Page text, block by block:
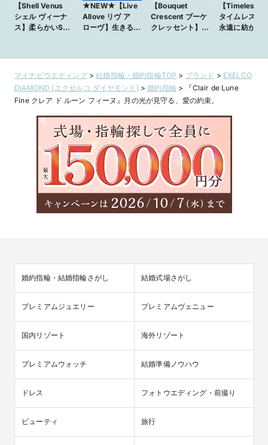
【Shell Venus
シェル ヴィーナ
ス】柔らかいS字
を表現
★NEW★【Live
Allove リヴ ア
ローヴ】生きるこ
【Bouquet
Crescent ブーケ
クレッセント】た
て
【Timeless
タイムレスラ
永遠に紡がれ
マイナビウエディング>結婚指輪・婚約指輪TOP > ブランド > EXELCO
DIAMOND (エクセルコ ダイヤモンド) >婚約指輪 >
『Clair de Lune
Fine クレア ド ルーン フィーヌ』月の光が見守る、愛の約束。
婚約指輪・結婚指輪さがし 結婚式場さがし
プレミアムジュエリー プレミアムヴェニュー
国内リゾート 海外リゾート
プレミアムウォッチ 結婚準備ノウハウ
ドレス フォトウエディング・前撮り
ビューティ 旅行